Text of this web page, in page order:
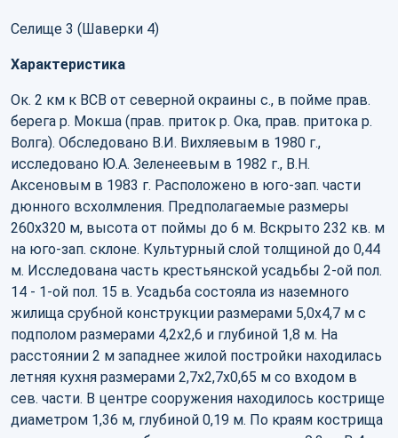
Селище 3 (Шаверки 4)
Характеристика
Ок. 2 км к ВСВ от северной окраины с., в пойме прав.
берега р. Мокша (прав. приток р. Ока, прав. притока р.
Волга). Обследовано В.И. Вихляевым в 1980 г.,
исследовано Ю.А. Зеленеевым в 1982 г., В.Н.
Аксеновым в 1983 г. Расположено в юго-зап. части
дюнного всхолмления. Предполагаемые размеры
260х320 м, высота от поймы до 6 м. Вскрыто 232 кв. м
на юго-зап. склоне. Культурный слой толщиной до 0,44
м. Исследована часть крестьянской усадьбы 2-ой пол.
14 - 1-ой пол. 15 в. Усадьба состояла из наземного
жилища срубной конструкции размерами 5,0х4,7 м с
подполом размерами 4,2х2,6 и глубиной 1,8 м. На
расстоянии 2 м западнее жилой постройки находилась
летняя кухня размерами 2,7х2,7х0,65 м со входом в
сев. части. В центре сооружения находилось кострище
диаметром 1,36 м, глубиной 0,19 м. По краям кострища